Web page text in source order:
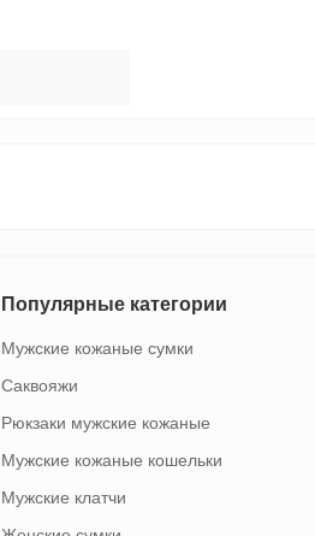
Популярные категории
Мужские кожаные сумки
Саквояжи
Рюкзаки мужские кожаные
Мужские кожаные кошельки
Мужские клатчи